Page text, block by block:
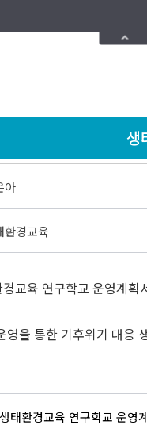
생
아
환경교육
교육 연구학교 운영계획
을 통한 기후위기 대응
생태환경교육 연구학교 운영